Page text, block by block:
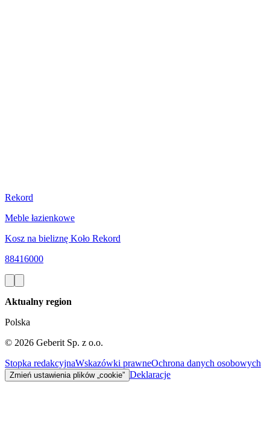
Rekord
Meble łazienkowe
Kosz na bieliznę Koło Rekord
88416000
Aktualny region
Polska
© 2026 Geberit Sp. z o.o.
Stopka redakcyjnaWskazówki prawneOchrona danych osobowych
Zmień ustawienia plików „cookie” Deklaracje